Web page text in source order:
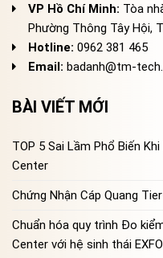
VP Hồ Chí Minh: Tòa
Phường Thông Tây Hội,
Hotline: 0962 381 465
Email: badanh@tm-
BÀI VIẾT MỚI
TOP 5 Sai Lầm Phổ Biến
Center
Chứng Nhận Cáp Quang
Chuẩn hóa quy trình Đo
Center với hệ sinh thái EXFO